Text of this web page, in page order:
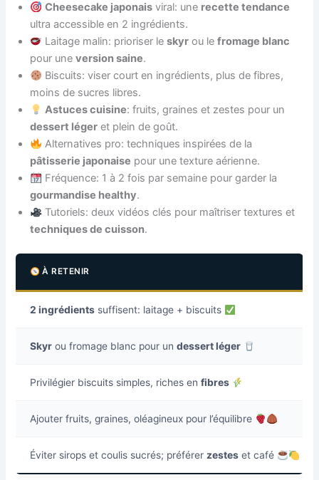
Cheesecake japonais viral: une recette tendance
ultra accessible en 2 ingrédients.
Laitage malin: prioriser leskyr ou lefromage blanc
pour uneversion saine.
Biscuits: viser court en ingrédients, plus de fibres,
moins de sucres libres.
Astuces cuisine: fruits, graines et zestes pour un
dessert léger et plein de goût.
Alternatives pro: techniques inspirées de la
pâtisserie japonaise pour une texture aérienne.
Fréquence: 1 à 2 fois par semaine pour garder la
gourmandise healthy.
Tutoriels: deux vidéos clés pour maîtriser textures et
techniques de cuisson.
À RETENIR
2 ingrédients suffisent: laitage + biscuits
Skyr ou fromage blanc pour undessert léger
Privilégier biscuits simples, riches enfibres
Ajouter fruits, graines, oléagineux pour l’équilibre
Éviter sirops et coulis sucrés; préférerzestes et café